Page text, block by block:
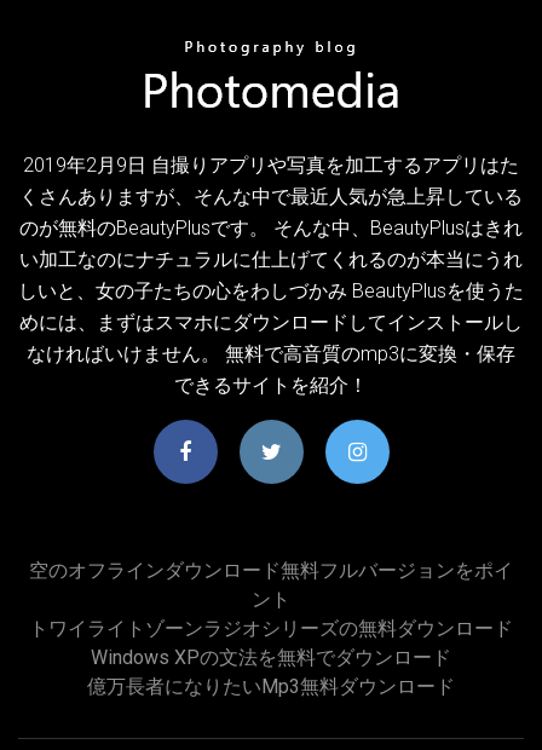
2019年2月9日 自撮りアプリや写真を加工するアプリはた
くさんありますが、そんな中で最近人気が急上昇している
のが無料のBeautyPlusです。 そんな中、BeautyPlusはきれ
い加工なのにナチュラルに仕上げてくれるのが本当にうれ
しいと、女の子たちの心をわしづかみ BeautyPlusを使うた
めには、まずはスマホにダウンロードしてインストールし
なければいけません。 無料で高音質のmp3に変換・保存
できるサイトを紹介！
空のオフラインダウンロード無料フルバージョンをポイ
ント
トワイライトゾーンラジオシリーズの無料ダウンロード
Windows XPの文法を無料でダウンロード
億万長者になりたいmp3無料ダウンロード